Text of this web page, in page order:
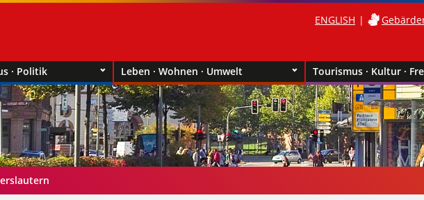
ENGLISH
· Politik Leben · Wohnen · Umwelt Tourismus · Kultur ·